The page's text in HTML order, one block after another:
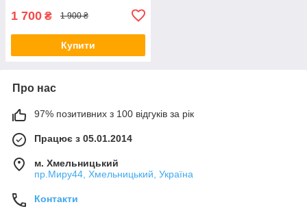
1 700 ₴ 1 900 ₴
Купити
Про нас
97% позитивних з 100 відгуків за рік
Працює з 05.01.2014
м. Хмельницький
пр.Миру44, Хмельницький, Україна
Контакти